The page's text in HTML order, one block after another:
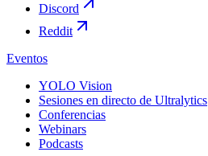
Discord
Reddit
Eventos
YOLO Vision
Sesiones en directo de Ultralytics
Conferencias
Webinars
Podcasts